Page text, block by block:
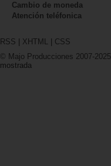
Cambio de moneda
Atención teléfonica
RSS XHTML CSS
© Majo Producciones 2007-2025
mostrada